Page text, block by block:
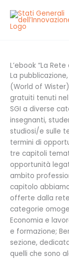
contenuto
L’ebook “La
La
(World of
gratuiti tenuti nel
SGI a diverse
insegnanti,
studiosi/e sulle
termini di
tre capitoli
opportunità
ambito
capitolo
offerte dalla
categorie
Economia e
e formazione;
sezione,
quelli che sono